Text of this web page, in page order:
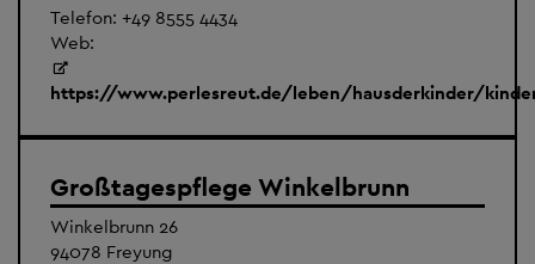
Telefon: +49 8555 4434
Web:
https://www.perlesreut.de/leben/hausderkinder/
Großtagespflege Winkelbrunn
Winkelbrunn 26
94078 Freyung